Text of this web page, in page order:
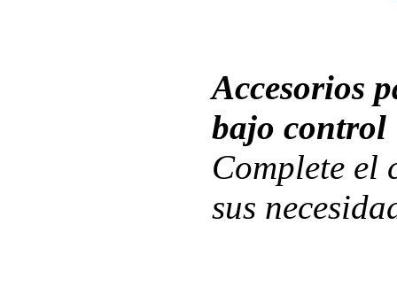
Accesorios
bajo control
Complete el
sus